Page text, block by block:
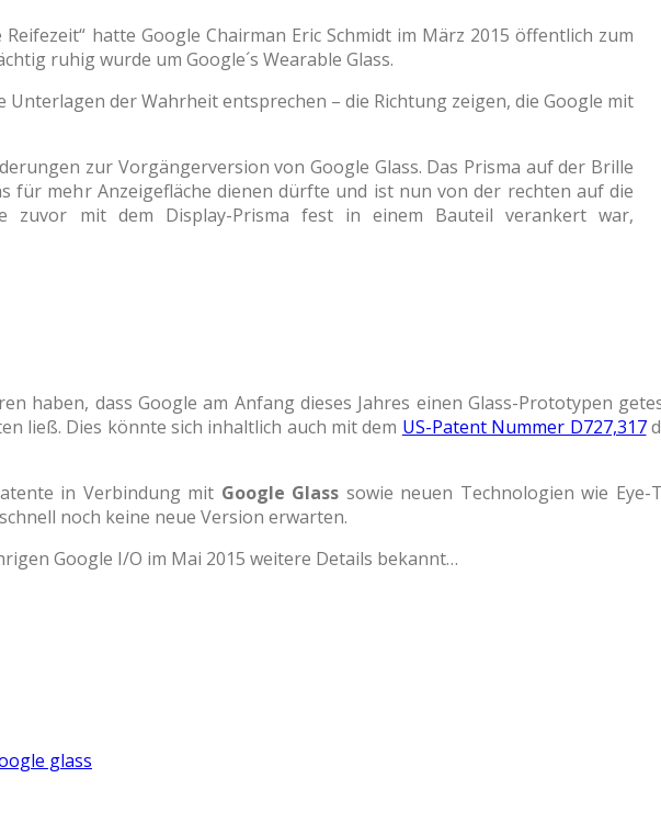
hatte Google Chairman Eric Schmidt im März 2015 öffentlich zum
ruhig wurde um Google´s Wearable Glass.
der Wahrheit entsprechen – die Richtung zeigen, die Google mit
zur Vorgängerversion von Google Glass. Das Prisma auf der Brille
für mehr Anzeigefläche dienen dürfte und ist nun von der rechten auf die
zuvor mit dem Display-Prisma fest in einem Bauteil verankert war,
haben, dass Google am Anfang dieses Jahres einen Glass-Prototypen
ließ. Dies könnte sich inhaltlich auch mit dem US-Patent Nummer D727,317
in Verbindung mit Google Glass sowie neuen Technologien wie
noch keine neue Version erwarten.
Google I/O im Mai 2015 weitere Details bekannt…
glass